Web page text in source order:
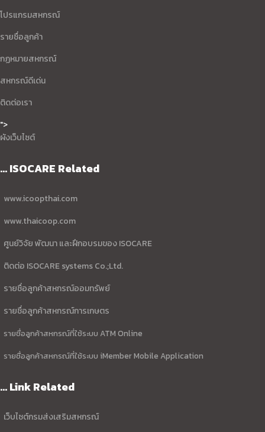
โปรแกรมสหกรณ์
รายชื่อลูกค้า
กฏหมายสหกรณ์
สหกรณ์ดีเด่น
ติดต่อเรา
">
ผังเว็บไซต์
... ISOCARE Related
www.icoopthai.com
www.thaicoop.com
ศูนย์วิจัย พัฒนา และฝึกอบรมของ ISOCARE
ติดต่อ ISOCARE systems Co.;Ltd.
รายชื่อลูกค้าสหกรณ์ออมทรัพย์
รายชื่อลูกค้าสหกรณ์การเกษตร
รายชื่อลูกค้าสหกรณ์ที่ใช้ระบบ ATM Online
รายชื่อลูกค้าสหกรณ์ที่ใช้ระบบ iMember Mobile Application
... Link Related
เว็บไซต์กรมส่งเสริมสหกรณ์